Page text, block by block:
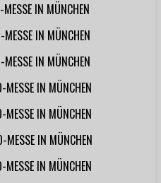
IN MÜNCHEN
IN MÜNCHEN
IN MÜNCHEN
MESSE IN MÜNCHEN
MESSE IN MÜNCHEN
MESSE IN MÜNCHEN
MESSE IN MÜNCHEN